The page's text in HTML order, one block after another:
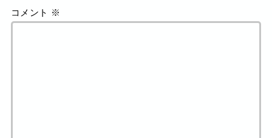
コメント ※